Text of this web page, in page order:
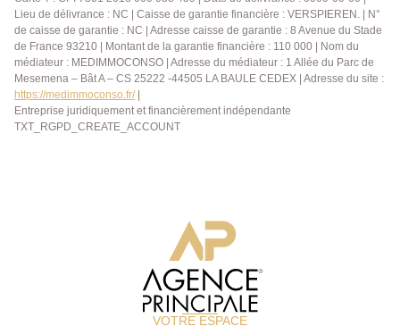
Lieu de délivrance : NC | Caisse de garantie financière : VERSPIEREN. | N°
de caisse de garantie : NC | Adresse caisse de garantie : 8 Avenue du Stade
de France 93210 | Montant de la garantie financière : 110 000 | Nom du
médiateur : MEDIMMOCONSO | Adresse du médiateur : 1 Allée du Parc de
Mesemena – Bât A – CS 25222 -44505 LA BAULE CEDEX | Adresse du site :
https://medimmoconso.fr/|
Entreprise juridiquement et financièrement indépendante
TXT_RGPD_CREATE_ACCOUNT
VOTRE ESPACE